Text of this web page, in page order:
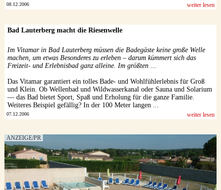
08.12.2006 weiter lesen
Bad Lauterberg macht die Riesenwelle
Im Vitamar in Bad Lauterberg müssen die Badegäste keine große Welle
machen, um etwas Besonderes zu erleben – darum kümmert sich das
Freizeit- und Erlebnisbad ganz alleine. Im größten ...
Das Vitamar garantiert ein tolles Bade- und Wohlfühlerlebnis für Groß
und Klein. Ob Wellenbad und Wildwasserkanal oder Sauna und Solarium
— das Bad bietet Sport, Spaß und Erholung für die ganze Familie.
Weiteres Beispiel gefällig? In der 100 Meter langen ...
07.12.2006 weiter lesen